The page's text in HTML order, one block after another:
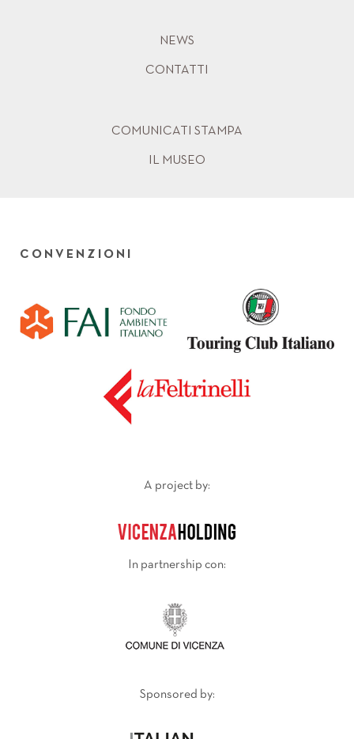
NEWS
CONTATTI
COMUNICATI STAMPA
IL MUSEO
CONVENZIONI
A project by:
In partnership con:
Sponsored by: